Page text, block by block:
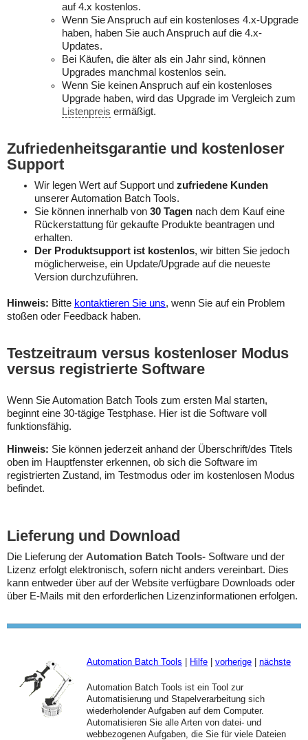
auf 4.x kostenlos.
Wenn Sie Anspruch auf ein kostenloses 4.x-Upgrade
haben, haben Sie auch Anspruch auf die 4.x-
Updates.
Bei Käufen, die älter als ein Jahr sind, können
Upgrades manchmal kostenlos sein.
Wenn Sie keinen Anspruch auf ein kostenloses
Upgrade haben, wird das Upgrade im Vergleich zum
Listenpreis ermäßigt.
Zufriedenheitsgarantie und kostenloser
Support
Wir legen Wert auf Support und zufriedene Kunden
unserer Automation Batch Tools.
Sie können innerhalb von 30 Tagen nach dem Kauf eine
Rückerstattung für gekaufte Produkte beantragen und
erhalten.
Der Produktsupport ist kostenlos, wir bitten Sie jedoch
möglicherweise, ein Update/Upgrade auf die neueste
Version durchzuführen.
Hinweis: Bitte kontaktieren Sie uns, wenn Sie auf ein Problem
stoßen oder Feedback haben.
Testzeitraum versus kostenloser Modus
versus registrierte Software
Wenn Sie Automation Batch Tools zum ersten Mal starten,
beginnt eine 30-tägige Testphase. Hier ist die Software voll
funktionsfähig.
Hinweis: Sie können jederzeit anhand der Überschrift/des Titels
oben im Hauptfenster erkennen, ob sich die Software im
registrierten Zustand, im Testmodus oder im kostenlosen Modus
befindet.
Lieferung und Download
Die Lieferung der Automation Batch Tools- Software und der
Lizenz erfolgt elektronisch, sofern nicht anders vereinbart. Dies
kann entweder über auf der Website verfügbare Downloads oder
über E-Mails mit den erforderlichen Lizenzinformationen erfolgen.
Automation Batch Tools Hilfe vorherige nächste
Automation Batch Tools ist ein Tool zur
Automatisierung und Stapelverarbeitung sich
wiederholender Aufgaben auf dem Computer.
Automatisieren Sie alle Arten von datei- und
webbezogenen Aufgaben, die Sie für viele Dateien